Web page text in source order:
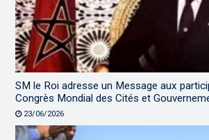
SM le Roi adresse un Message aux
Congrès Mondial des Cités et
23/06/2026